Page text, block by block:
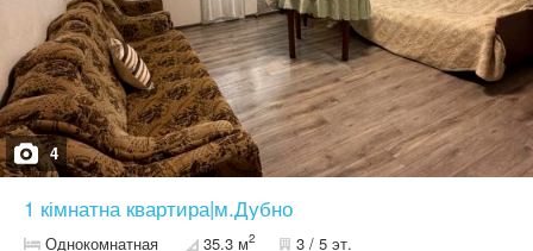
4
1 кімнатна квартира|м.Дубно
Однокомнатная 35.3 м2 3 / 5 эт.